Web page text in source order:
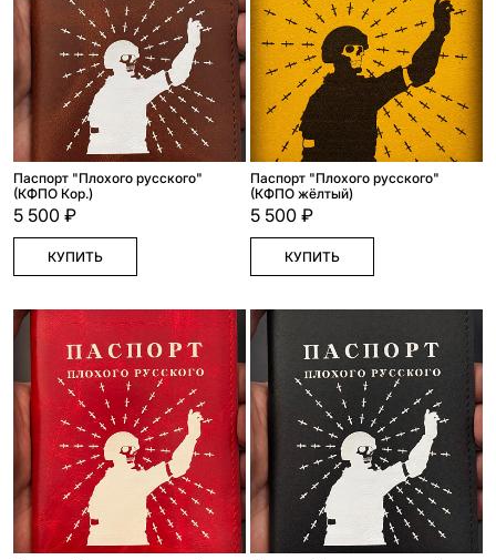
Паспорт "Плохого русского"
(КФПО Кор.)
5 500 ₽
КУПИТЬ
Паспорт "Плохого русского"
(КФПО жёлтый)
5 500 ₽
КУПИТЬ